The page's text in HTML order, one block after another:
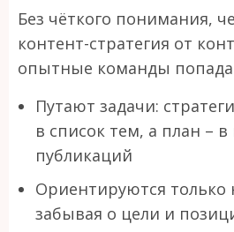
Без чёткого понимания,
контент-стратегия от
опытные команды
Путают задачи:
в список тем, а план –
публикаций
Ориентируются только
забывая о цели и